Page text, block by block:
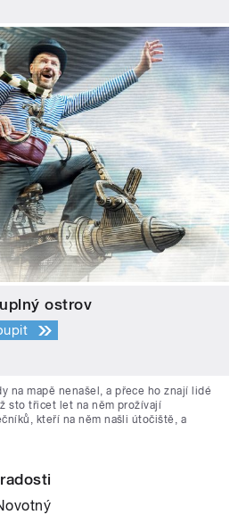
ostrov
na mapě nenašel, a přece ho znají lidé
sto třicet let na něm prožívají
kteří na něm našli útočiště, a